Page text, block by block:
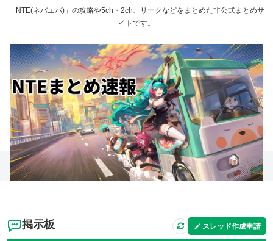
「NTE(ネバエバ)」の攻略や5ch・2ch、リークなどをまとめた非公式まとめサ
イトです。
掲示板 スレッド作成申請